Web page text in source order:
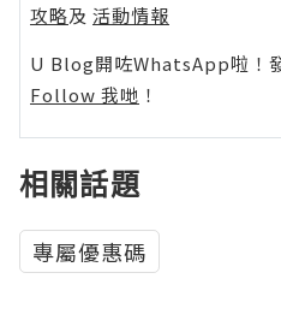
攻略及 活動情報
U Blog開咗WhatsApp啦！
Follow 我哋 ！
相關話題
專屬優惠碼